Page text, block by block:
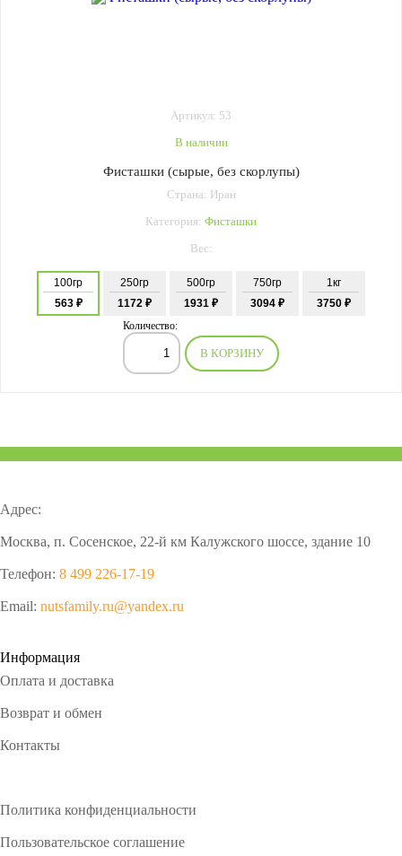
Артикул: 53
В наличии
Фисташки (сырые, без скорлупы)
Страна: Иран
Категория: Фисташки
Вес:
100гр
563 ₽
250гр
1172 ₽
500гр
1931 ₽
750гр
3094 ₽
1кг
3750 ₽
Количество:
В КОРЗИНУ
Адрес:
Москва, п. Сосенское, 22-й км Калужского шоссе, здание 10
Телефон: 8 499 226-17-19
Email: nutsfamily.ru@yandex.ru
Информация
Оплата и доставка
Возврат и обмен
Контакты
Политика конфиденциальности
Пользовательское соглашение